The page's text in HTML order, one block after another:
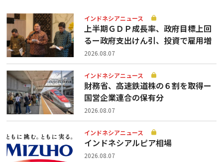
インドネシアニュース
上半期ＧＤＰ成長率、政府目標上回
るー政府支出けん引、投資で雇用増
2026.08.07
インドネシアニュース
財務省、高速鉄道株の６割を取得ー
国営企業連合の保有分
2026.08.07
インドネシアニュース
インドネシアルピア相場
2026.08.07